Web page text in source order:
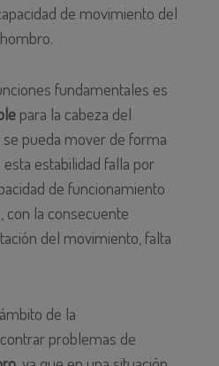
de movimiento del
fundamentales es
para la cabeza del
pueda mover de forma
estabilidad falla por
de funcionamiento
la consecuente
del movimiento, falta
de la
problemas de